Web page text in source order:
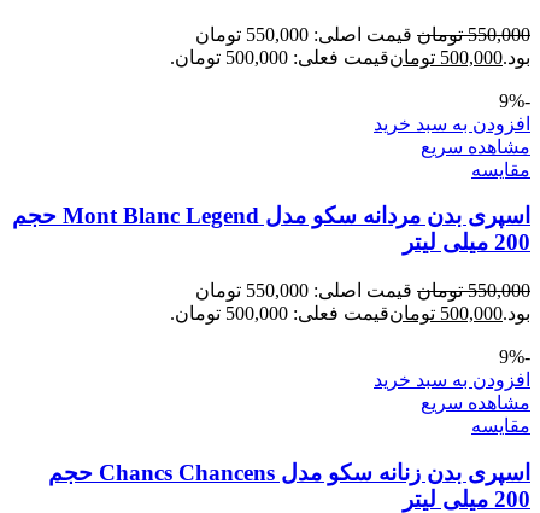
550,000 تومان
قیمت اصلی: 550,000 تومان
بود.500,000 تومانقیمت فعلی: 500,000 تومان.
-9%
افزودن به سبد خرید
مشاهده سریع
مقایسه
اسپری بدن مردانه سکو مدل Mont Blanc Legend حجم
200 میلی لیتر
550,000 تومان
قیمت اصلی: 550,000 تومان
بود.500,000 تومانقیمت فعلی: 500,000 تومان.
-9%
افزودن به سبد خرید
مشاهده سریع
مقایسه
اسپری بدن زنانه سکو مدل Chancs Chancens حجم
200 میلی لیتر